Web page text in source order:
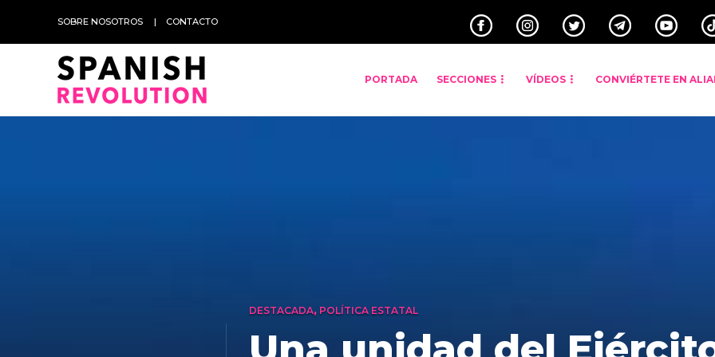
SOBRE NOSOTROS CONTACTO
PORTADA SECCIONES VÍDEOS CONVIÉRTETE EN
DESTACADA, POLÍTICA ESTATAL